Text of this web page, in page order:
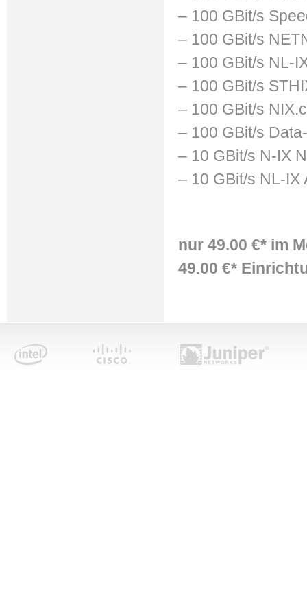
– 100 GBit/s
– 100 GBit/s
– 100 GBit/s NL-
– 100 GBit/s
– 100 GBit/s
– 100 GBit/s
– 10 GBit/s N-IX
– 10 GBit/s NL-IX
nur 49.00 €* im
49.00 €*